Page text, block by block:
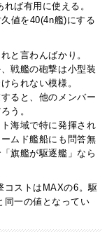
ば有用に使える。
値を40(4n艦)にする
と言わんばかり。
戦艦の砲撃は小型装
られない模様。
ると、他のメンバー
う。
海域で特に発揮され
ムド艦船にも問答無
旗艦が駆逐艦」なら
コストはMAXの6。駆
同一の値となってい